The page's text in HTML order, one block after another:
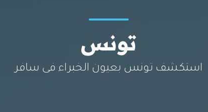
تونس
استكشف تونس بعيون الخبراء فى سافر